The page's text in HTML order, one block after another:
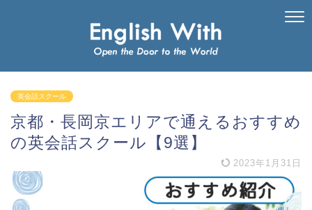
英会話スクール
京都・長岡京エリアで通えるおすすめ
の英会話スクール【9選】
2023年1月31日